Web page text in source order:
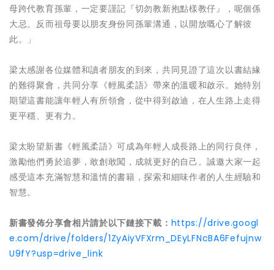
母跨代教育孫輩，一定要謹記『切勿教新抱點樣教仔』，呢個係
大忌。反而祖母要以朋友身份同孫輩溝通，以開放嘅心了解彼
此。」
梁太感謝各位媒體和讀者朋友的到來，共同見證了這次以書結緣
的難得聚會，共同分享《輕風柔語》帶來的溫暖和啟示。她特別
期望這書能讓年輕人有所領會，從中得到啟迪，在人生路上走得
更平穩、更有力。
梁太盼望新書《輕風柔語》可成為年輕人成長路上的同行良伴，
激勵他們勇於追夢，敢創敢闖，成就更好的自己。誠邀大家一起
感受這本充滿智慧和溫情的書籍，探索和細味作者的人生經驗和
智慧。
新書發佈分享會相片請於以下鏈接下載： https://drive.googl
e.com/drive/folders/1ZyAiyVFXrm_DEyLFNcBA6Fefujnw
U9fY?usp=drive_link